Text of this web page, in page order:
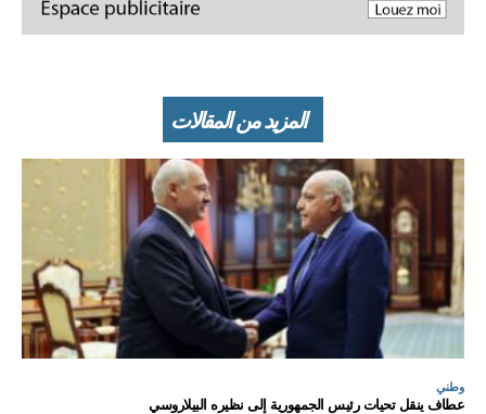
المزيد من المقالات
وطني
عطاف ينقل تحيات رئيس الجمهورية إلى نظيره البيلاروسي